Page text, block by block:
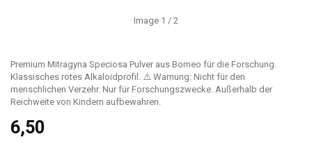
Image 1 / 2
Premium Mitragyna Speciosa Pulver aus Borneo für die Forschung.
Klassisches rotes Alkaloidprofil. ⚠️ Warnung: Nicht für den
menschlichen Verzehr. Nur für Forschungszwecke. Außerhalb der
Reichweite von Kindern aufbewahren.
6,50